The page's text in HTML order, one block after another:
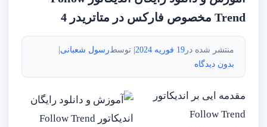
Trend مخصوص فارکس در متاتریدر 4
منتشر شده در19 فوریه 2024 | توسطرسول شعبانی|
بدون دیدگاه
مقدمه ایی بر اندیکاتور
Follow Trend